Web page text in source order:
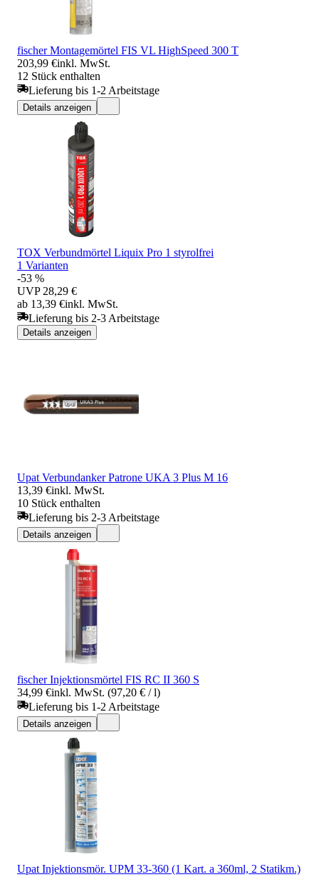
fischer Montagemörtel FIS VL HighSpeed 300 T
203,99 €inkl. MwSt.
12 Stück enthalten
Lieferung bis 1-2 Arbeitstage
Details anzeigen
TOX Verbundmörtel Liquix Pro 1 styrolfrei
1 Varianten
-53 %
UVP 28,29 €
ab 13,39 €inkl. MwSt.
Lieferung bis 2-3 Arbeitstage
Details anzeigen
Upat Verbundanker Patrone UKA 3 Plus M 16
13,39 €inkl. MwSt.
10 Stück enthalten
Lieferung bis 2-3 Arbeitstage
Details anzeigen
fischer Injektionsmörtel FIS RC II 360 S
34,99 €inkl. MwSt. (97,20 € / l)
Lieferung bis 1-2 Arbeitstage
Details anzeigen
Upat Injektionsmör. UPM 33-360 (1 Kart. a 360ml, 2 Statikm.)